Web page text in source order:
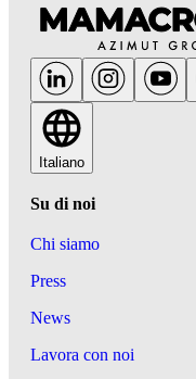
Italiano
Su di noi
Chi siamo
Press
News
Lavora con noi